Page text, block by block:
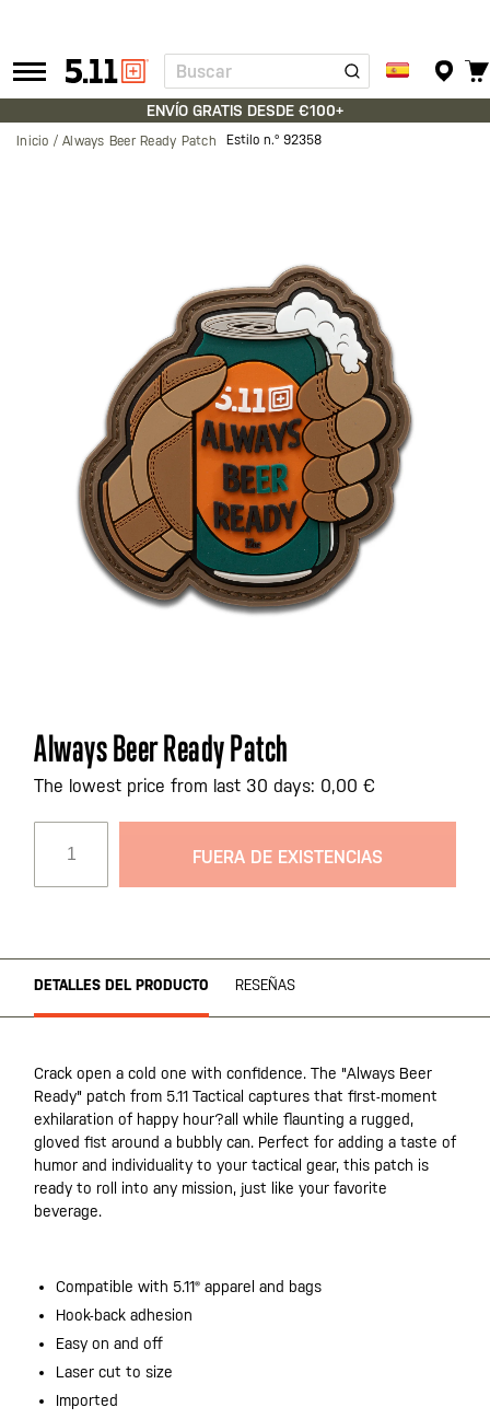
Tactical
Gear
Buscar
ENVÍO GRATIS DESDE €100+
Inicio Always Beer Ready Patch Estilo n.º 92358
Saltar
al
comienzo
galería
de
Always Beer Ready Patch
The lowest price from last 30 days: 0,00 €
FUERA DE EXISTENCIAS
DETALLES DEL PRODUCTO RESEÑAS
Crack open a cold one with confidence. The "Always Beer
Ready" patch from 5.11 Tactical captures that first-moment
exhilaration of happy hour?all while flaunting a rugged,
gloved fist around a bubbly can. Perfect for adding a taste of
humor and individuality to your tactical gear, this patch is
ready to roll into any mission, just like your favorite
beverage.
Compatible with 5.11® apparel and bags
Hook-back adhesion
Easy on and off
Laser cut to size
Imported